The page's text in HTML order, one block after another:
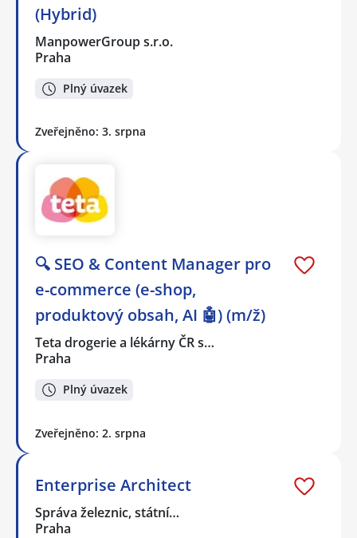
(Hybrid)
ManpowerGroup s.r.o.
Praha
Plný úvazek
Zveřejněno: 3. srpna
🔍 SEO & Content Manager pro
e-commerce (e-shop,
produktový obsah, AI 🤖) (m/ž)
Teta drogerie a lékárny ČR s…
Praha
Plný úvazek
Zveřejněno: 2. srpna
Enterprise Architect
Správa železnic, státní…
Praha